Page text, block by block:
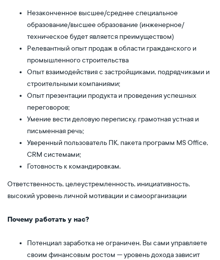
Незаконченное высшее/среднее специальное
образование/высшее образование (инженерное/
техническое будет является преимуществом)
Релевантный опыт продаж в области гражданского и
промышленного строительства
Опыт взаимодействия с застройщиками, подрядчиками и
строительными компаниями;
Опыт презентации продукта и проведения успешных
переговоров;
Умение вести деловую переписку, грамотная устная и
письменная речь;
Уверенный пользователь ПК, пакета программ MS Office,
CRM системами;
Готовность к командировкам.
Ответственность, целеустремленность, инициативность,
высокий уровень личной мотивации и самоорганизации
Почему работать у нас?
Потенциал заработка не ограничен. Вы сами управляете
своим финансовым ростом — уровень дохода зависит